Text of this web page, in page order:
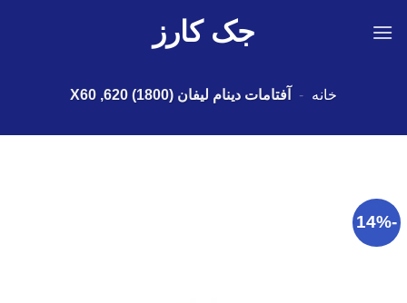
جک کارز
خانه - آفتامات دینام لیفان X60 ,620 (1800)
-14%